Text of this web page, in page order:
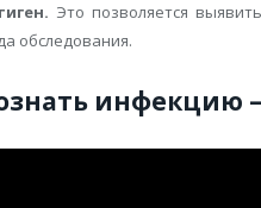
Это позволяется
обследования.
инфекцию